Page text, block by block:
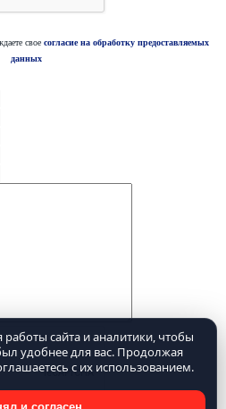
сайта и аналитики, чтобы
удобнее для вас. Продолжая
с их использованием.
свое согласие на обработку предоставляемых
данных